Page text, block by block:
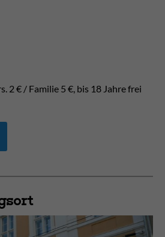
2 € / Familie 5 €, bis 18 Jahre frei